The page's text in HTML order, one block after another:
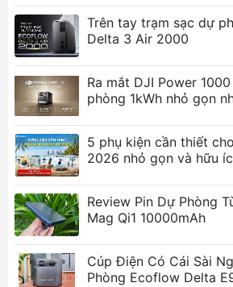
hữu trạm điện di động DELTA
cách thức an toàn và tiện lợi để
trữ DELTA Pro của bạn, đảm bảo
khỏi các yếu tố thời tiết và nguy
Trên tay trạm sạc dự
Delta 3 Air 2000
Ra mắt DJI Power
phòng 1kWh nhỏ gọn
5 phụ kiện cần thiết
2026 nhỏ gọn và hữu
Review Pin Dự Phòng
Mag Qi1 10000mAh
Cúp Điện Có Cái Sài
Phòng Ecoflow Delta